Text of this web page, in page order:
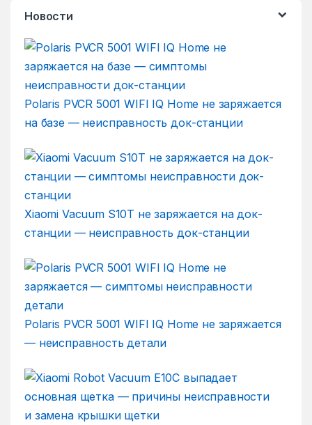
Новости
Polaris PVCR 5001 WIFI IQ Home не заряжается
на базе — неисправность док-станции
Xiaomi Vacuum S10T не заряжается на док-
станции — неисправность док-станции
Polaris PVCR 5001 WIFI IQ Home не заряжается
— неисправность детали